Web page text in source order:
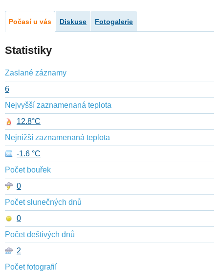
Počasí u vás Diskuse Fotogalerie
Statistiky
Zaslané záznamy
6
Nejvyšší zaznamenaná teplota
12.8°C
Nejnižší zaznamenaná teplota
-1.6 °C
Počet bouřek
0
Počet slunečných dnů
0
Počet deštivých dnů
2
Počet fotografií